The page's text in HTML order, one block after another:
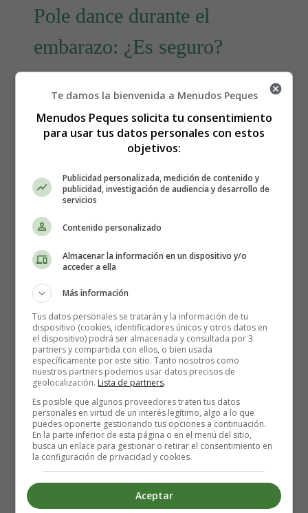
Pole dance durante el
embarazo: ¿Es seguro?
Detalles
Escrito por:Estefanía Morera
Categoría:Salud y Cuidados durante el
embarazo
Última actualización: 23 Febrero 2022
Leer más: Pole dance durante el embarazo: ¿Es
seguro?
Te damos la bienvenida a Menudos Peques
Menudos Peques solicita tu consentimiento
para usar tus datos personales con estos
objetivos:
Publicidad personalizada, medición de contenido y
publicidad, investigación de audiencia y desarrollo de
servicios
Contenido personalizado
Almacenar la información en un dispositivo y/o
acceder a ella
Más información
Tus datos personales se tratarán y la información de tu
dispositivo (cookies, identificadores únicos y otros datos en
el dispositivo) podrá ser almacenada y consultada por 3
partners y compartida con ellos, o bien usada
específicamente por este sitio. Tanto nosotros como
nuestros partners podemos usar datos precisos de
geolocalización. Lista de partners.
Es posible que algunos proveedores traten tus datos
personales en virtud de un interés legítimo, algo a lo que
puedes oponerte gestionando tus opciones a continuación.
En la parte inferior de esta página o en el menú del sitio,
busca un enlace para gestionar o retirar el consentimiento en
la configuración de privacidad y cookies.
Aceptar